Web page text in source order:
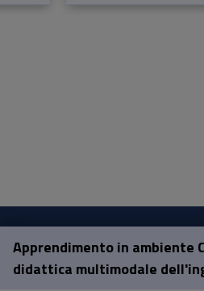
Apprendimento in ambiente
didattica multimodale
Pisa